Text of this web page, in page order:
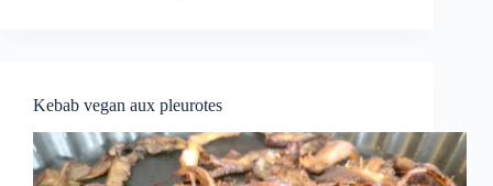
Kebab vegan aux pleurotes